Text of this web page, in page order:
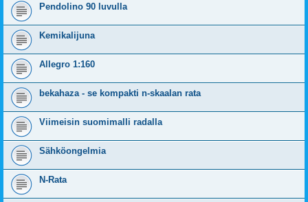
Pendolino 90 luvulla
Kemikalijuna
Allegro 1:160
bekahaza - se kompakti n-skaalan rata
Viimeisin suomimalli radalla
Sähköongelmia
N-Rata